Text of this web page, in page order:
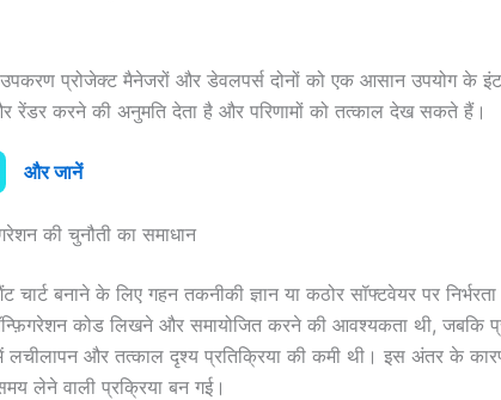
प्रोजेक्ट मैनेजरों और डेवलपर्स दोनों को एक आसान उपयोग के
रेंडर करने की अनुमति देता है और परिणामों को तत्काल देख सकते हैं।
और जानें
की चुनौती का समाधान
चार्ट बनाने के लिए गहन तकनीकी ज्ञान या कठोर सॉफ्टवेयर पर
कोड लिखने और समायोजित करने की आवश्यकता थी, जबकि
लचीलापन और तत्काल दृश्य प्रतिक्रिया की कमी थी। इस अंतर के
लेने वाली प्रक्रिया बन गई।